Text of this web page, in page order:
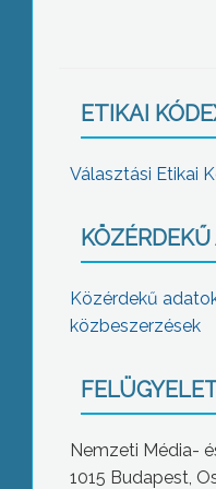
ETIKAI
Választási Etikai
Közérdekű
közbeszerzések
Nemzeti Média-
1015 Budapest,